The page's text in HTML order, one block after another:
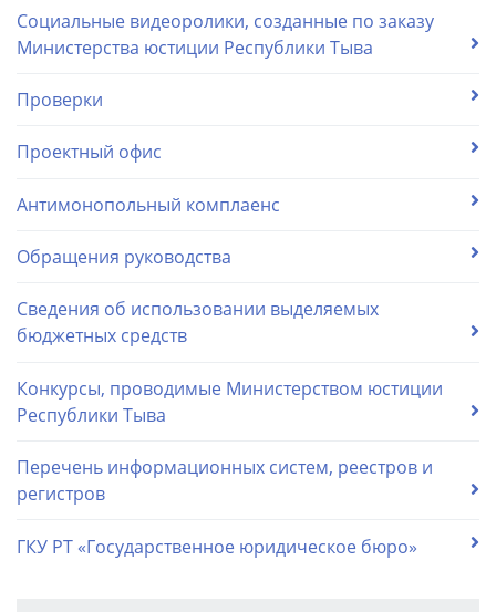
Социальные видеоролики, созданные по заказу
Министерства юстиции Республики Тыва
Проверки
Проектный офис
Антимонопольный комплаенс
Обращения руководства
Сведения об использовании выделяемых
бюджетных средств
Конкурсы, проводимые Министерством юстиции
Республики Тыва
Перечень информационных систем, реестров и
регистров
ГКУ РТ «Государственное юридическое бюро»